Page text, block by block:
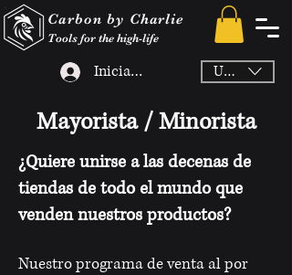
Carbon by Charlie
Tools for the high-life
USD ($)
Iniciar sesión
Mayorista / Minorista
¿Quiere unirse a las decenas de
tiendas de todo el mundo que
venden nuestros productos?
Nuestro programa de venta al por